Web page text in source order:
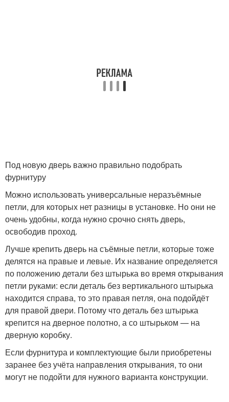
Под новую дверь важно правильно подобрать
фурнитуру
Можно использовать универсальные неразъёмные
петли, для которых нет разницы в установке. Но они не
очень удобны, когда нужно срочно снять дверь,
освободив проход.
Лучше крепить дверь на съёмные петли, которые тоже
делятся на правые и левые. Их название определяется
по положению детали без штырька во время открывания
петли руками: если деталь без вертикального штырька
находится справа, то это правая петля, она подойдёт
для правой двери. Потому что деталь без штырька
крепится на дверное полотно, а со штырьком — на
дверную коробку.
Если фурнитура и комплектующие были приобретены
заранее без учёта направления открывания, то они
могут не подойти для нужного варианта конструкции.